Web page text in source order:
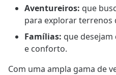
Aventureiros: que
para explorar terrenos
Famílias: que
e conforto.
Com uma ampla gama de